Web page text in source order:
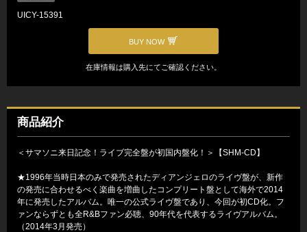
UICY-15391
BUY NOW
在庫情報は購入先にてご確認ください。
商品紹介
＜サマソニ来日記念！ライブ完全盤が初国内盤化！＞【SHM-CD】
★1996年当時日本のみで発売されたディアンジェロのライヴ盤が、新作
の発売に合わせるべく楽曲を増曲したコンプリート盤として海外で2014
年に発売したアルバム。唯一の公式ライヴ盤であり、今回が初CD化。フ
ァンならずとも全R&Bファン必聴、90年代を代表するライヴアルバム。
（2014年3月発売）